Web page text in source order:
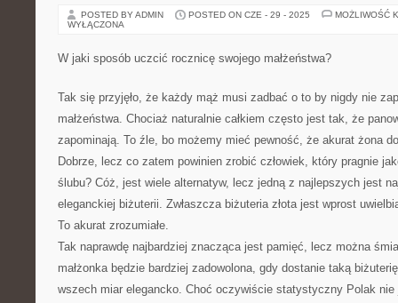
POSTED BY ADMIN POSTED ON CZE - 29 - 2025
MOŻLIWOŚĆ
WYŁĄCZONA
W jaki sposób uczcić rocznicę swojego małżeństwa?
Tak się przyjęło, że każdy mąż musi zadbać o to by nigdy nie
małżeństwa. Chociaż naturalnie całkiem często jest tak, że
zapominają. To źle, bo możemy mieć pewność, że akurat żona
Dobrze, lecz co zatem powinien zrobić człowiek, który pragnie
ślubu? Cóż, jest wiele alternatyw, lecz jedną z najlepszych jest
eleganckiej biżuterii. Zwłaszcza biżuteria złota jest wprost
To akurat zrozumiałe.
Tak naprawdę najbardziej znacząca jest pamięć, lecz można
małżonka będzie bardziej zadowolona, gdy dostanie taką
wszech miar elegancko. Choć oczywiście statystyczny Polak